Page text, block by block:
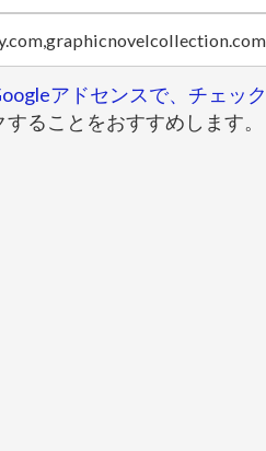
アドセンスで、チェッ
ることをおすすめします。